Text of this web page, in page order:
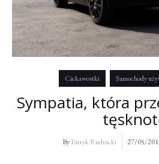
Ciekawostki Samochody
Sympatia, która
ByPatryk Rudnicki 27/05/